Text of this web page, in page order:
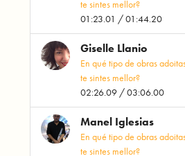
te sintes mellor?
01:23.01 / 01:44.20
Giselle Llanio
En qué tipo de obras
te sintes mellor?
02:26.09 / 03:06.00
Manel Iglesias
En qué tipo de obras
te sintes mellor?